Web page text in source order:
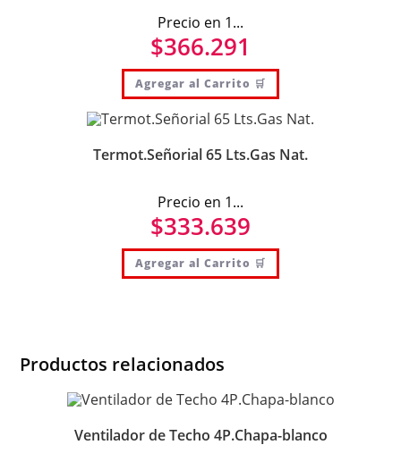
Precio en 1...
$366.291
Agregar al Carrito 🛒
Termot.Señorial 65 Lts.Gas Nat.
Precio en 1...
$333.639
Agregar al Carrito 🛒
Productos relacionados
Ventilador de Techo 4P.Chapa-blanco